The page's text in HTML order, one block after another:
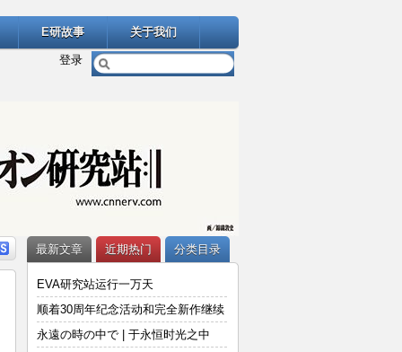
E研故事 关于我们
登录
最新文章 近期热门 分类目录
EVA研究站运行一万天
顺着30周年纪念活动和完全新作继续
说
永遠の時の中で | 于永恒时光之中